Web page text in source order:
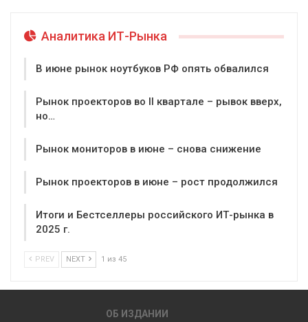
Аналитика ИТ-Рынка
В июне рынок ноутбуков РФ опять обвалился
Рынок проекторов во II квартале – рывок вверх,
но…
Рынок мониторов в июне – снова снижение
Рынок проекторов в июне – рост продолжился
Итоги и Бестселлеры российского ИТ-рынка в
2025 г.
PREV NEXT 1 из 45
ОБ ИЗДАНИИ